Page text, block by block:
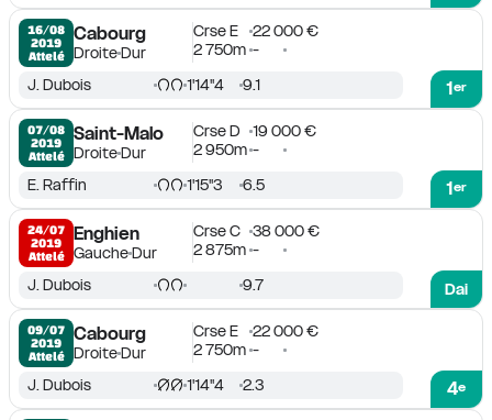
16/08
2019
Attelé
Cabourg
DroiteDur
Crse E
22 000 €
2 750m -
1er
J. Dubois 1'14''4 9.1
07/08
2019
Attelé
Saint-Malo
DroiteDur
Crse D
19 000 €
2 950m -
1er
E. Raffin 1'15''3 6.5
24/07
2019
Attelé
Enghien
GaucheDur
Crse C
38 000 €
2 875m -
Dai
J. Dubois 9.7
09/07
2019
Attelé
Cabourg
DroiteDur
Crse E
22 000 €
2 750m -
4e
J. Dubois 1'14''4 2.3